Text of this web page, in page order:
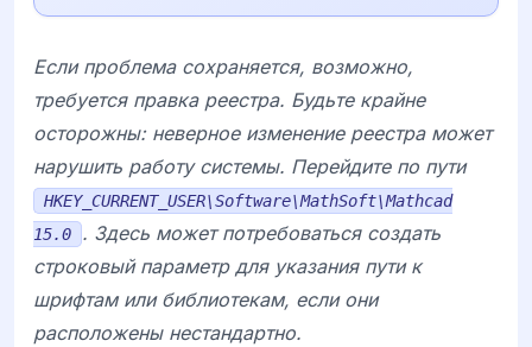
Если проблема сохраняется, возможно,
требуется правка реестра. Будьте крайне
осторожны: неверное изменение реестра может
нарушить работу системы. Перейдите по пути
HKEY_CURRENT_USER\Software\MathSoft\Mathcad
15.0
. Здесь может потребоваться создать
строковый параметр для указания пути к
шрифтам или библиотекам, если они
расположены нестандартно.